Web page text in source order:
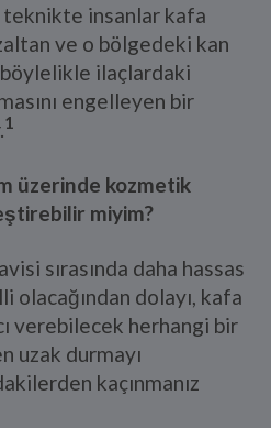
teknikte insanlar kafa
ve o bölgedeki kan
böylelikle ilaçlardaki
engelleyen bir
1
üzerinde kozmetik
miyim?
sırasında daha hassas
olacağından dolayı, kafa
verebilecek herhangi bir
uzak durmayı
kaçınmanız